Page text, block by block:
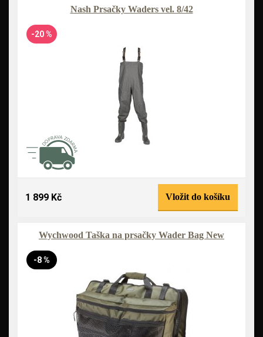
Nash Prsačky Waders vel. 8/42
-20 %
1 899 Kč Vložit do košíku
Wychwood Taška na prsačky Wader Bag New
-8 %